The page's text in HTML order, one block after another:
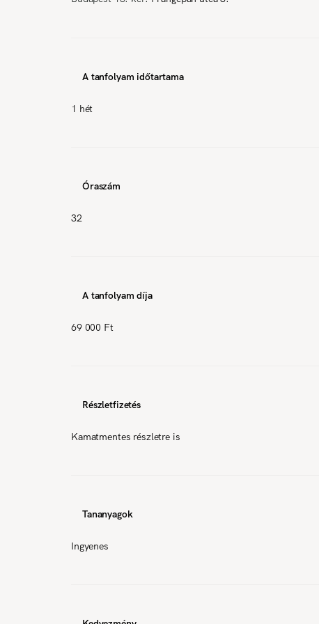
A tanfolyam időtartama
1 hét
Óraszám
32
A tanfolyam díja
69 000 Ft
Részletfizetés
Kamatmentes részletre is
Tananyagok
Ingyenes